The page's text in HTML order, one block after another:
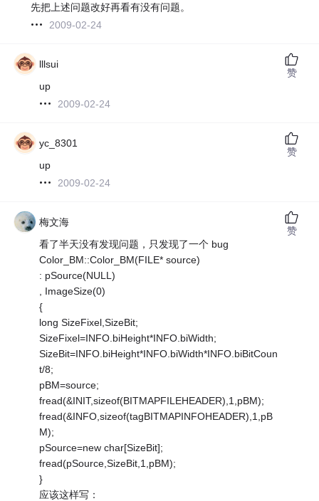
先把上述问题改好再看有没有问题。
2009-02-24
lllsui
up
2009-02-24
赞
yc_8301
up
2009-02-24
赞
梅文海
看了半天没有发现问题，只发现了一个 bug
Color_BM::Color_BM(FILE* source)
: pSource(NULL)
, ImageSize(0)
{
long SizeFixel,SizeBit;
SizeFixel=INFO.biHeight*INFO.biWidth;
SizeBit=INFO.biHeight*INFO.biWidth*INFO.biBitCoun
t/8;
pBM=source;
fread(&INIT,sizeof(BITMAPFILEHEADER),1,pBM);
fread(&INFO,sizeof(tagBITMAPINFOHEADER),1,pB
M);
pSource=new char[SizeBit];
fread(pSource,SizeBit,1,pBM);
}
应该这样写：
赞